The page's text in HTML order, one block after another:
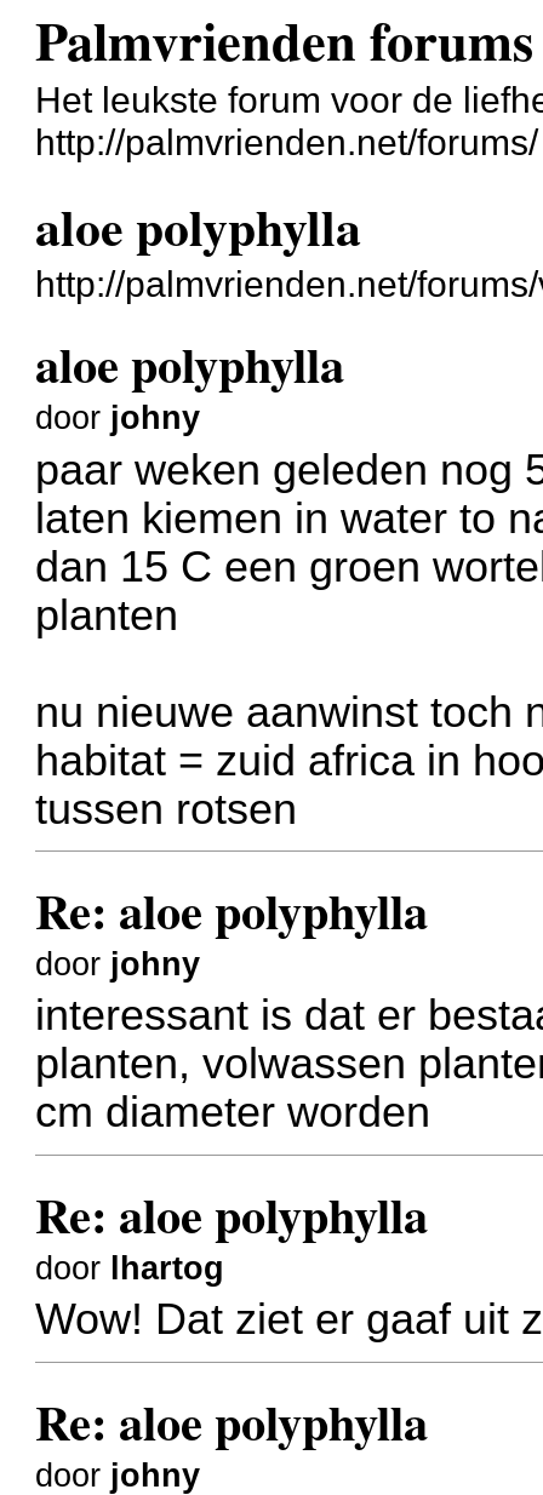
Palmvrienden forums
Het leukste forum voor de
http://palmvrienden.net/forums/
aloe polyphylla
http://palmvrienden.net/
aloe polyphylla
door johny
paar weken geleden nog
laten kiemen in water to
dan 15 C een groen
planten
nu nieuwe aanwinst toch
habitat = zuid africa in
tussen rotsen
Re: aloe polyphylla
door johny
interessant is dat er
planten, volwassen
cm diameter worden
Re: aloe polyphylla
door lhartog
Wow! Dat ziet er gaaf uit
Re: aloe polyphylla
door johny